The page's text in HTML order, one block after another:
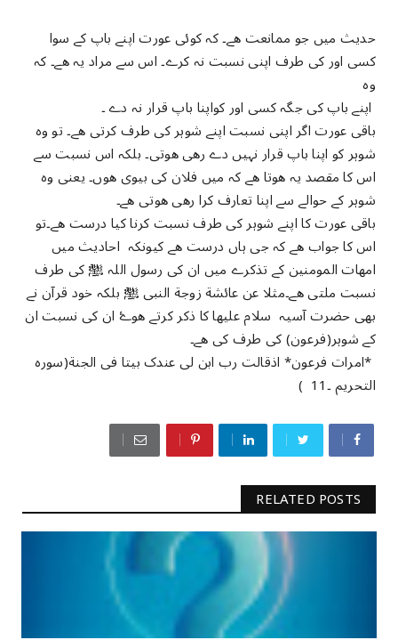
حدیث میں جو ممانعت ھے۔ کہ کوئی عورت اپنے باپ کے سوا
کسی اور کی طرف اپنی نسبت نہ کرے۔ اس سے مراد یہ ھے۔ کہ
وہ
اپنے باپ کی جگہ کسی اور کواپنا باپ قرار نہ دے ۔
باقی عورت اگر اپنی نسبت اپنے شوہر کی طرف کرتی ھے۔ تو وہ
شوہر کو اپنا باپ قرار نہیں دے رھی ھوتی۔ بلکہ اس نسبت سے
اس کا مقصد یہ ھوتا ھے کہ میں فلان کی بیوی ھوں۔ یعنی وہ
شوہر کے حوالے سے اپنا تعارف کرا رھی ھوتی ھے۔
باقی عورت کا اپنے شوہر کی طرف نسبت کرنا کیا درست ھے۔تو
اس کا جواب ھے کہ جی ہاں درست ھے کیونکہ احادیث میں
امھات المومنین کے تذکرے میں ان کی رسول اللہ ﷺ کی طرف
نسبت ملتی ھے۔مثلا عن عائشة زوجة النبی ﷺ بلکہ خود قرآن نے
بھی حضرت آسیہ سلام علیھا کا ذکر کرتے ھوۓ ان کی نسبت ان
کے شوہر(فرعون) کی طرف کی ھے۔
*امرات فرعون* اذقالت رب ابن لی عندک بیتا فی الجنة(سورہ
التحریم ۔11 )
RELATED POSTS